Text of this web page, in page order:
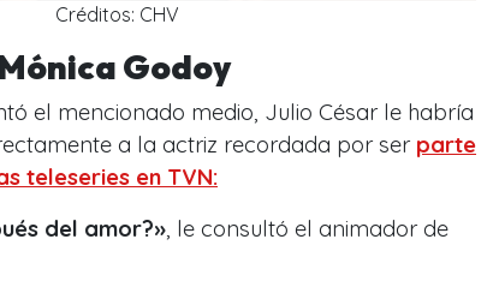
Créditos: CHV
Godoy
el mencionado medio, Julio César le habría
a la actriz recordada por ser parte
teleseries en TVN:
del amor?», le consultó el animador de